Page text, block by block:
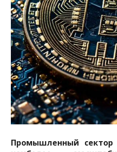
Промышленный сектор